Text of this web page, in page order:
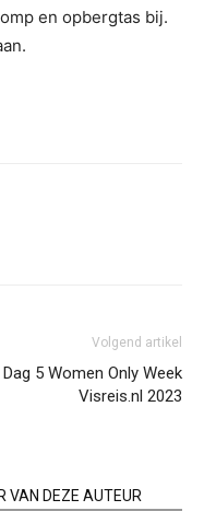
en opbergtas bij.
Volgend artikel
Dag 5 Women Only Week
Visreis.nl 2023
VAN DEZE AUTEUR